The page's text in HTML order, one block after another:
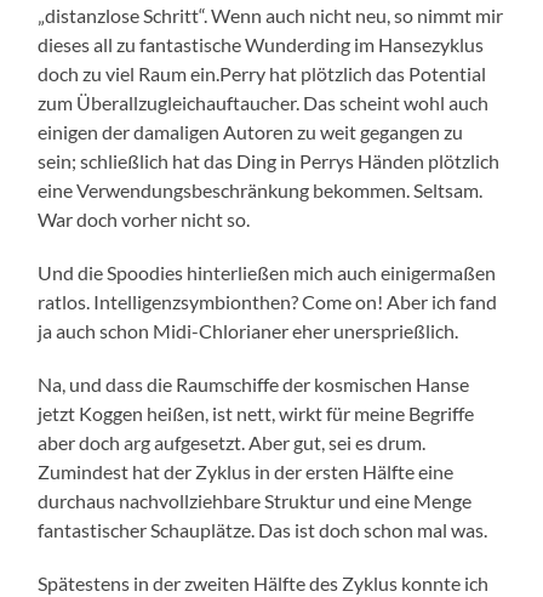
„distanzlose Schritt“. Wenn auch nicht neu, so nimmt mir
dieses all zu fantastische Wunderding im Hansezyklus
doch zu viel Raum ein.Perry hat plötzlich das Potential
zum Überallzugleichauftaucher. Das scheint wohl auch
einigen der damaligen Autoren zu weit gegangen zu
sein; schließlich hat das Ding in Perrys Händen plötzlich
eine Verwendungsbeschränkung bekommen. Seltsam.
War doch vorher nicht so.
Und die Spoodies hinterließen mich auch einigermaßen
ratlos. Intelligenzsymbionthen? Come on! Aber ich fand
ja auch schon Midi-Chlorianer eher unersprießlich.
Na, und dass die Raumschiffe der kosmischen Hanse
jetzt Koggen heißen, ist nett, wirkt für meine Begriffe
aber doch arg aufgesetzt. Aber gut, sei es drum.
Zumindest hat der Zyklus in der ersten Hälfte eine
durchaus nachvollziehbare Struktur und eine Menge
fantastischer Schauplätze. Das ist doch schon mal was.
Spätestens in der zweiten Hälfte des Zyklus konnte ich